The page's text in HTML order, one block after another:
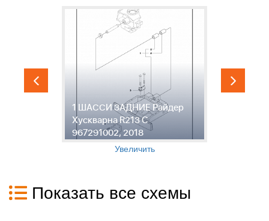
1 ШАССИ ЗАДНИЕ Райдер
Хускварна R213 C
967291002, 2018
Увеличить
Показать все схемы